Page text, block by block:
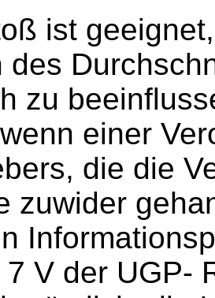
ist
des
zu
einer
die die
zuwider
7 V der UGP-